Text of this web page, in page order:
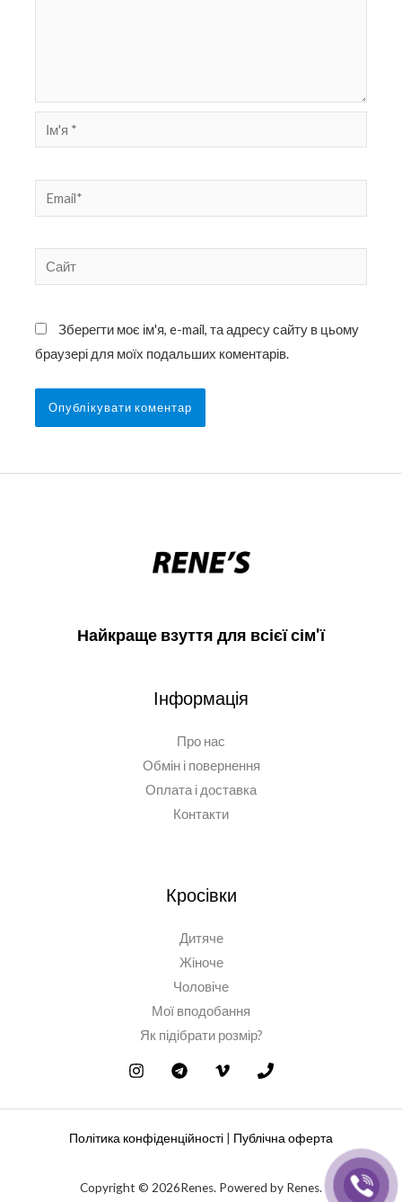
Ім'я
*
Email*
Сайт
Зберегти моє ім'я, e-mail, та адресу сайту в цьому
браузері для моїх подальших коментарів.
Найкраще взуття для всієї сім'ї
Інформація
Про нас
Обмін і повернення
Оплата і доставка
Контакти
Кросівки
Дитяче
Жіноче
Чоловіче
Мої вподобання
Як підібрати розмір?
Політика конфіденційності Публічна оферта
Copyright © 2026Renes. Powered by Renes.